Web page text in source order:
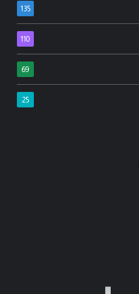
135
110
69
25